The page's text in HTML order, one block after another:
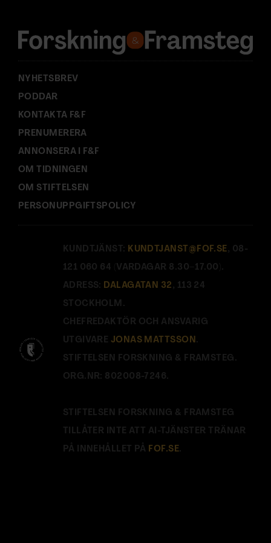
s
:
NYHETSBREV
PODDAR
KONTAKTA F&F
PRENUMERERA
ANNONSERA I F&F
OM TIDNINGEN
OM STIFTELSEN
PERSONUPPGIFTSPOLICY
KUNDTJÄNST: KUNDTJANST@FOF.SE , 08-
121 060 64 (VARDAGAR 8.30–17.00).
ADRESS: DALAGATAN 32 , 113 24
STOCKHOLM.
CHEFREDAKTÖR OCH ANSVARIG
UTGIVARE JONAS MATTSSON .
STIFTELSEN FORSKNING & FRAMSTEG.
ORG.NR: 802008-7246.
STIFTELSEN FORSKNING & FRAMSTEG
TILLÅTER INTE ATT AI-TJÄNSTER TRÄNAR
PÅ INNEHÅLLET PÅ FOF.SE.